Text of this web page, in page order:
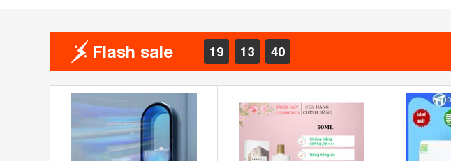
Flash sale 19 13 40